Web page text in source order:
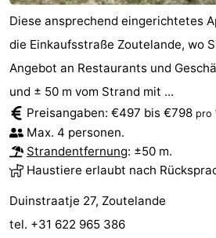
Diese ansprechend eingerichtetes
die Einkaufsstraße Zoutelande, wo
Angebot an Restaurants und
und ± 50 m vom Strand mit ...
Preisangaben: €497 bis €798 pro
Max. 4 personen.
Strandentfernung: ±50 m.
Haustiere erlaubt nach
Duinstraatje 27, Zoutelande
tel. +31 622 965 386